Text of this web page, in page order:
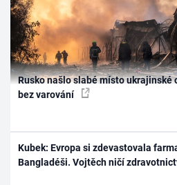
Rusko našlo slabé místo ukrajinské
bez varování
Kubek: Evropa si zdevastovala
Bangladéši. Vojtěch ničí